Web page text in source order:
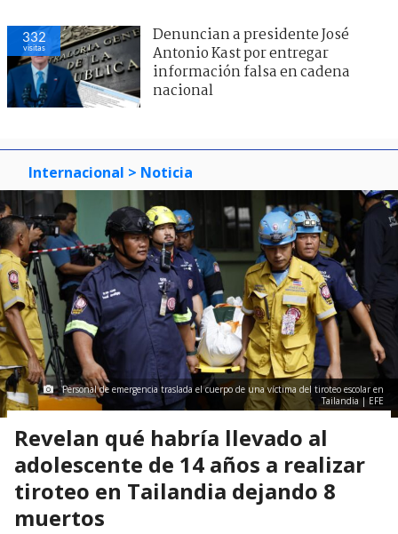
332
visitas
Denuncian a presidente José
Antonio Kast por entregar
información falsa en cadena
nacional
Internacional > Noticia
Personal de emergencia traslada el cuerpo de una víctima del tiroteo escolar en
Tailandia | EFE
Revelan qué habría llevado al
adolescente de 14 años a realizar
tiroteo en Tailandia dejando 8
muertos